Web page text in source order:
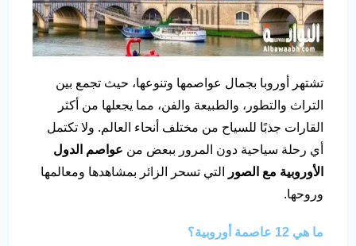
تشتهر أوروبا بجمال عواصمها وتنوعها، حيث تجمع بين
التراث والتطور، والطبيعة والفن، مما يجعلها من أكثر
القارات جذبًا للسياح من مختلف أنحاء العالم. ولا تكتمل
أي رحلة سياحية دون المرور ببعض من عواصم الدول
الأوروبية مع الصور
التي تسحر الزائر بمشاهدها ومعالمها
وروحها.
ما هي 12 عاصمة أوروبية؟